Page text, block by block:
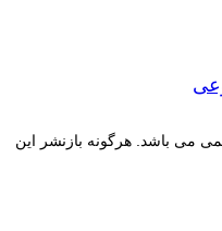
می باشد. هرگونه بازنشر این